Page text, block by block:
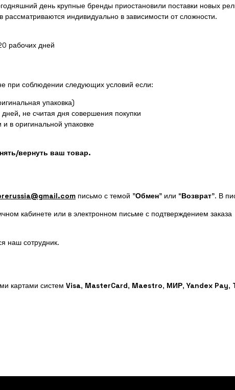
день крупные бренды приостановили поставки новых
индивидуально в зависимости от сложности.
рабочих дней
при соблюдении следующих условий если:
упаковка)
не считая дня совершения покупки
в оригинальной упаковке
вернуть ваш товар.
письмо с темой "Обмен" или “Возврат”. В
кабинете или в электронном письме с подтверждением заказа
наш сотрудник.
картами систем Visa, MasterCard, Maestro, МИР,Yandex Pay,